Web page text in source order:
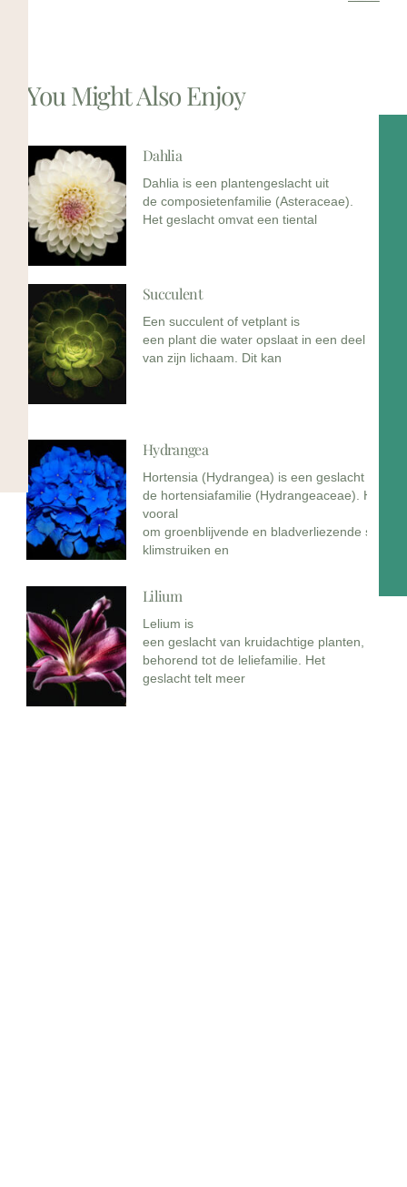
You Might Also Enjoy
Dahlia
Dahlia is een plantengeslacht uit
de composietenfamilie (Asteraceae).
Het geslacht omvat een tiental
Succulent
Een succulent of vetplant is
een plant die water opslaat in een deel
van zijn lichaam. Dit kan
Hydrangea
Hortensia (Hydrangea) is een geslacht uit
de hortensiafamilie (Hydrangeaceae). Het
vooral
om groenblijvende en bladverliezende
klimstruiken en
Lilium
Lelium is
een geslacht van kruidachtige planten,
behorend tot de leliefamilie. Het
geslacht telt meer